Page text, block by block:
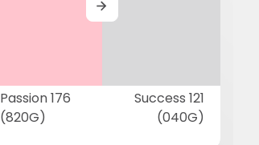
Passion 176
(820G)
Success 121
(040G)
MORE